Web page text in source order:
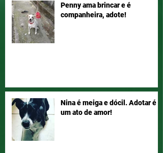
Penny ama brincar e é
companheira, adote!
Nina é meiga e dócil. Adotar é
um ato de amor!